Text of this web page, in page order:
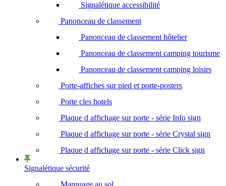
Signalétique accessibilité
Panonceau de classement
Panonceau de classement hôtelier
Panonceau de classement camping tourisme
Panonceau de classement camping loisirs
Porte-affiches sur pied et porte-posters
Porte cles hotels
Plaque d affichage sur porte - série Info sign
Plaque d affichage sur porte - série Crystal sign
Plaque d affichage sur porte - série Click sign
Signalétique sécurité
Marquage au sol